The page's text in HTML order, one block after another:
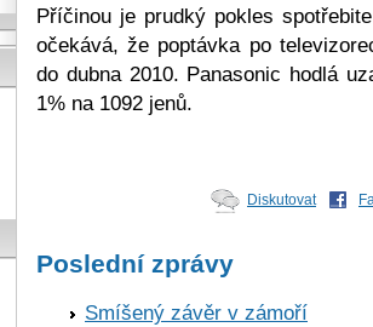
Příčinou je prudký pokles
očekává, že poptávka po
do dubna 2010. Panasonic hodlá
1% na 1092 jenů.
Diskutovat
Poslední zprávy
Smíšený závěr v zámoří